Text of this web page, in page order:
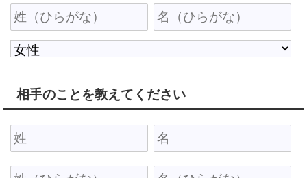
相手のことを教えてください